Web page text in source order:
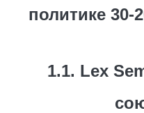
политике 30-
1.1. Lex